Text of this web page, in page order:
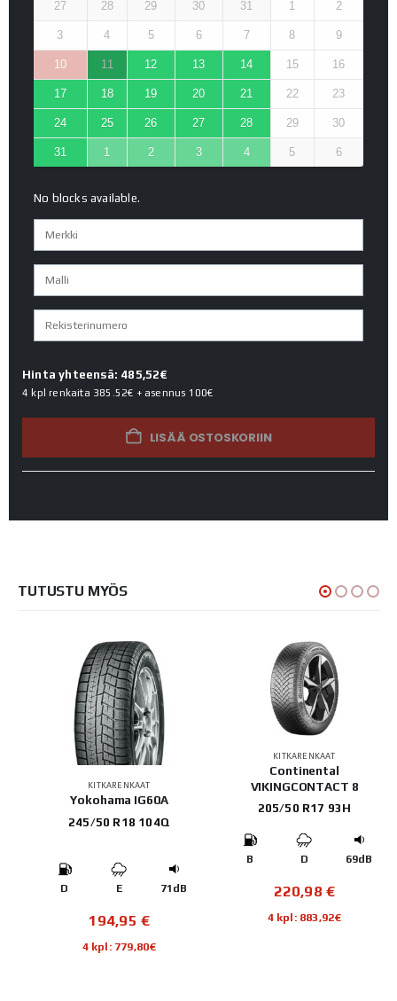
27 28 29 30 31 1 2
3 4 5 6 7 8 9
10 11 12 13 14 15 16
17 18 19 20 21 22 23
24 25 26 27 28 29 30
31 1 2 3 4 5 6
No blocks available.
Hinta yhteensä: 485,52€
4 kpl renkaita 385.52€ + asennus 100€
LISÄÄ OSTOSKORIIN
TUTUSTU MYÖS
KITKARENKAAT
Yokohama IG60A
245/50 R18 104Q
D E 71dB
194,95€
4 kpl: 779,80€
KITKARENKAAT
Continental
VIKINGCONTACT 8
205/50 R17 93H
B D 69dB
220,98€
4 kpl: 883,92€